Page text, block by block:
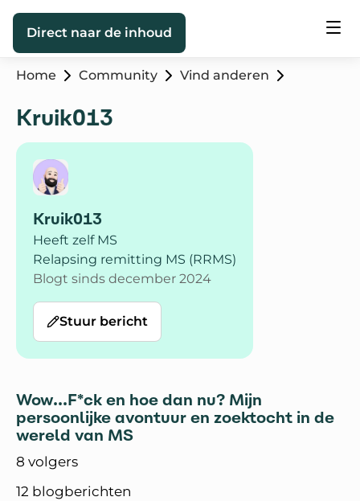
Direct naar de inhoud
Home Community Vind anderen
Kruik013
Kruik013
Heeft zelf MS
Relapsing remitting MS (RRMS)
Blogt sinds december 2024
Stuur bericht
Wow...F*ck en hoe dan nu? Mijn
persoonlijke avontuur en zoektocht in de
wereld van MS
8 volgers
12 blogberichten